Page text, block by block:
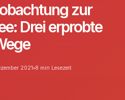
zur
Drei erprobte
2021 8 min Lesezeit